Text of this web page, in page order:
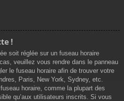
!
soit réglée sur un fuseau horaire
veuillez vous rendre dans le panneau
le fuseau horaire afin de trouver votre
Paris, New York, Sydney, etc.
horaire, comme la plupart des
qu’aux utilisateurs inscrits. Si vous